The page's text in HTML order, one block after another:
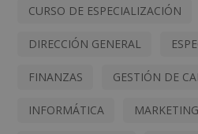
CURSO DE ESPECIALIZACIÓN
DIRECCIÓN GENERAL
FINANZAS GESTIÓN DE
INFORMÁTICA MARKETING